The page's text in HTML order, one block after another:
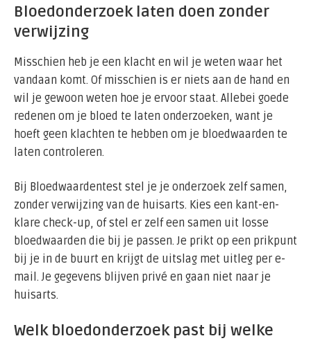
Bloedonderzoeklaten doen zonder
verwijzing
Misschien heb je een klacht en wil je weten waar het
vandaan komt. Of misschien is er niets aan de hand en
wil je gewoon weten hoe je ervoor staat. Allebei goede
redenen om je bloed te laten onderzoeken, want je
hoeft geen klachten te hebben om je bloedwaarden te
laten controleren.
Bij Bloedwaardentest stel je je onderzoek zelf samen,
zonder verwijzing van de huisarts. Kies een kant-en-
klare check-up, of stel er zelf een samen uit losse
bloedwaarden die bij je passen. Je prikt op een prikpunt
bij je in de buurt en krijgt de uitslag met uitleg per e-
mail. Je gegevens blijven privé en gaan niet naar je
huisarts.
Welk bloedonderzoek past bij welke